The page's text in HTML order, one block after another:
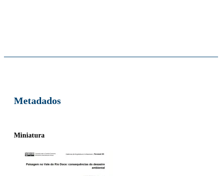
Metadados
Miniatura